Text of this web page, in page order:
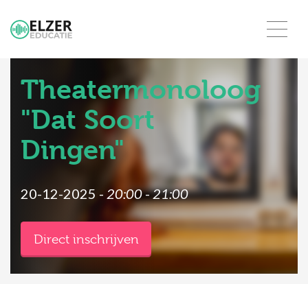
Theatermonoloog
"Dat Soort
Dingen"
20-12-2025 - 20:00-21:00
Direct inschrijven